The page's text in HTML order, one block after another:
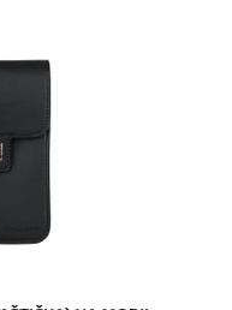
David Jones